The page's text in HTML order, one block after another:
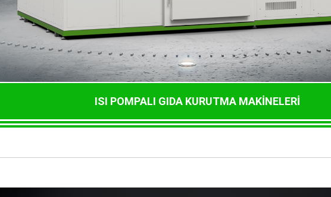
ISI POMPALI GIDA KURUTMA MAKİNELERİ